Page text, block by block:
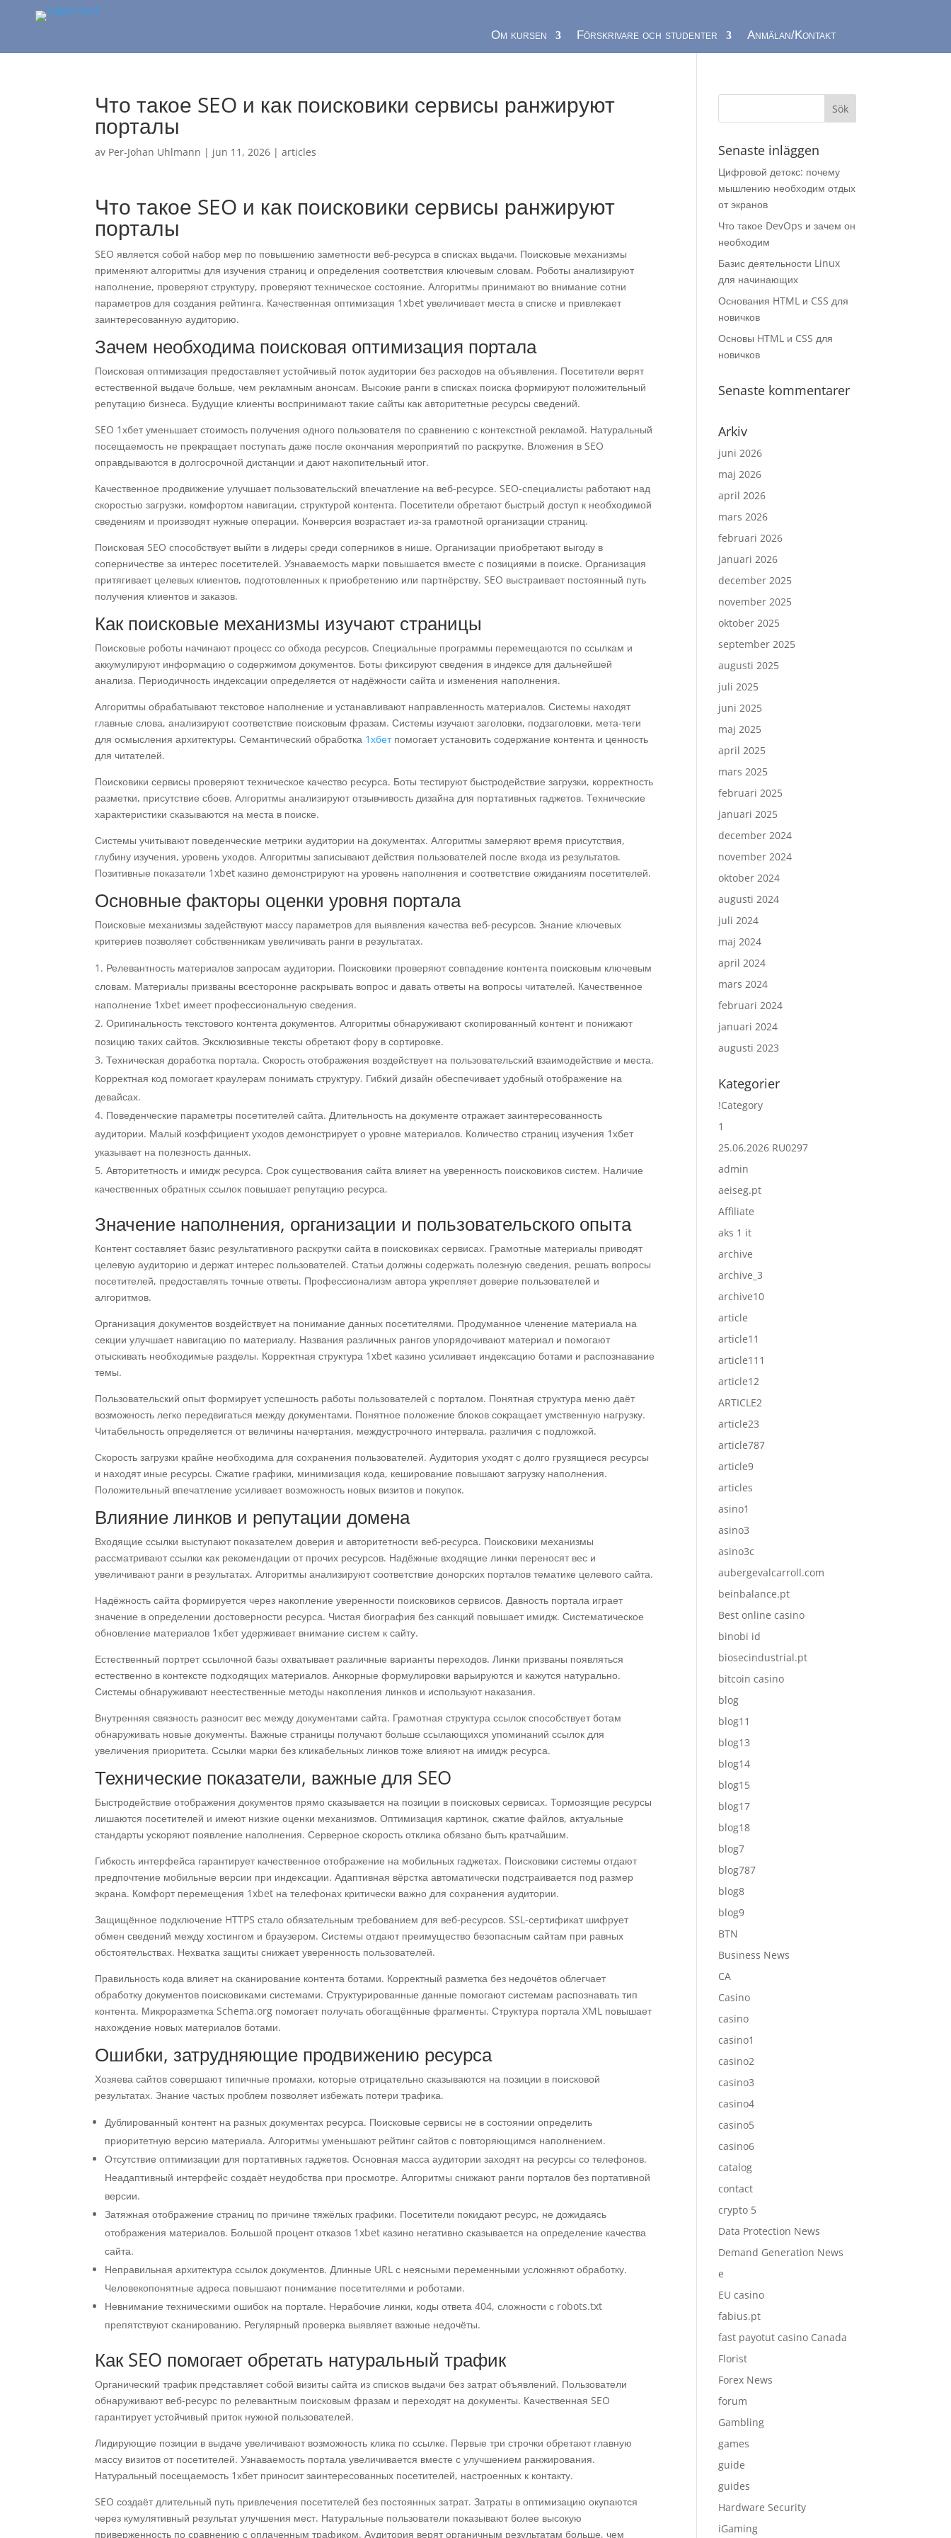
Om kursen Förskrivare och studenter Anmälan/Kontakt
Что такое SEO и как поисковики сервисы ранжируют
порталы
av Per-Johan Uhlmann | jun 11, 2026 |articles
Что такое SEO и как поисковики сервисы ранжируют
порталы
SEO является собой набор мер по повышению заметности веб-ресурса в списках выдачи. Поисковые механизмы
применяют алгоритмы для изучения страниц и определения соответствия ключевым словам. Роботы анализируют
наполнение, проверяют структуру, проверяют техническое состояние. Алгоритмы принимают во внимание сотни
параметров для создания рейтинга. Качественная оптимизация 1xbet увеличивает места в списке и привлекает
заинтересованную аудиторию.
Зачем необходима поисковая оптимизация портала
Поисковая оптимизация предоставляет устойчивый поток аудитории без расходов на объявления. Посетители верят
естественной выдаче больше, чем рекламным анонсам. Высокие ранги в списках поиска формируют положительный
репутацию бизнеса. Будущие клиенты воспринимают такие сайты как авторитетные ресурсы сведений.
SEO 1хбет уменьшает стоимость получения одного пользователя по сравнению с контекстной рекламой. Натуральный
посещаемость не прекращает поступать даже после окончания мероприятий по раскрутке. Вложения в SEO
оправдываются в долгосрочной дистанции и дают накопительный итог.
Качественное продвижение улучшает пользовательский впечатление на веб-ресурсе. SEO-специалисты работают над
скоростью загрузки, комфортом навигации, структурой контента. Посетители обретают быстрый доступ к необходимой
сведениям и производят нужные операции. Конверсия возрастает из-за грамотной организации страниц.
Поисковая SEO способствует выйти в лидеры среди соперников в нише. Организации приобретают выгоду в
соперничестве за интерес посетителей. Узнаваемость марки повышается вместе с позициями в поиске. Организация
притягивает целевых клиентов, подготовленных к приобретению или партнёрству. SEO выстраивает постоянный путь
получения клиентов и заказов.
Как поисковые механизмы изучают страницы
Поисковые роботы начинают процесс со обхода ресурсов. Специальные программы перемещаются по ссылкам и
аккумулируют информацию о содержимом документов. Боты фиксируют сведения в индексе для дальнейшей
анализа. Периодичность индексации определяется от надёжности сайта и изменения наполнения.
Алгоритмы обрабатывают текстовое наполнение и устанавливают направленность материалов. Системы находят
главные слова, анализируют соответствие поисковым фразам. Системы изучают заголовки, подзаголовки, мета-теги
для осмысления архитектуры. Семантический обработка 1хбетпомогает установить содержание контента и ценность
для читателей.
Поисковики сервисы проверяют техническое качество ресурса. Боты тестируют быстродействие загрузки, корректность
разметки, присутствие сбоев. Алгоритмы анализируют отзывчивость дизайна для портативных гаджетов. Технические
характеристики сказываются на места в поиске.
Системы учитывают поведенческие метрики аудитории на документах. Алгоритмы замеряют время присутствия,
глубину изучения, уровень уходов. Алгоритмы записывают действия пользователей после входа из результатов.
Позитивные показатели 1xbet казино демонстрируют на уровень наполнения и соответствие ожиданиям посетителей.
Основные факторы оценки уровня портала
Поисковые механизмы задействуют массу параметров для выявления качества веб-ресурсов. Знание ключевых
критериев позволяет собственникам увеличивать ранги в результатах.
Релевантность материалов запросам аудитории. Поисковики проверяют совпадение контента поисковым ключевым
словам. Материалы призваны всесторонне раскрывать вопрос и давать ответы на вопросы читателей. Качественное
наполнение 1xbet имеет профессиональную сведения.
Оригинальность текстового контента документов. Алгоритмы обнаруживают скопированный контент и понижают
позицию таких сайтов. Эксклюзивные тексты обретают фору в сортировке.
Техническая доработка портала. Скорость отображения воздействует на пользовательский взаимодействие и места.
Корректная код помогает краулерам понимать структуру. Гибкий дизайн обеспечивает удобный отображение на
девайсах.
Поведенческие параметры посетителей сайта. Длительность на документе отражает заинтересованность
аудитории. Малый коэффициент уходов демонстрирует о уровне материалов. Количество страниц изучения 1хбет
указывает на полезность данных.
Авторитетность и имидж ресурса. Срок существования сайта влияет на уверенность поисковиков систем. Наличие
качественных обратных ссылок повышает репутацию ресурса.
Значение наполнения, организации и пользовательского опыта
Контент составляет базис результативного раскрутки сайта в поисковиках сервисах. Грамотные материалы приводят
целевую аудиторию и держат интерес пользователей. Статьи должны содержать полезную сведения, решать вопросы
посетителей, предоставлять точные ответы. Профессионализм автора укрепляет доверие пользователей и
алгоритмов.
Организация документов воздействует на понимание данных посетителями. Продуманное членение материала на
секции улучшает навигацию по материалу. Названия различных рангов упорядочивают материал и помогают
отыскивать необходимые разделы. Корректная структура 1xbet казино усиливает индексацию ботами и распознавание
темы.
Пользовательский опыт формирует успешность работы пользователей с порталом. Понятная структура меню даёт
возможность легко передвигаться между документами. Понятное положение блоков сокращает умственную нагрузку.
Читабельность определяется от величины начертания, междустрочного интервала, различия с подложкой.
Скорость загрузки крайне необходима для сохранения пользователей. Аудитория уходят с долго грузящиеся ресурсы
и находят иные ресурсы. Сжатие графики, минимизация кода, кеширование повышают загрузку наполнения.
Положительный впечатление усиливает возможность новых визитов и покупок.
Влияние линков и репутации домена
Входящие ссылки выступают показателем доверия и авторитетности веб-ресурса. Поисковики механизмы
рассматривают ссылки как рекомендации от прочих ресурсов. Надёжные входящие линки переносят вес и
увеличивают ранги в результатах. Алгоритмы анализируют соответствие донорских порталов тематике целевого сайта.
Надёжность сайта формируется через накопление уверенности поисковиков сервисов. Давность портала играет
значение в определении достоверности ресурса. Чистая биография без санкций повышает имидж. Систематическое
обновление материалов 1хбет удерживает внимание систем к сайту.
Естественный портрет ссылочной базы охватывает различные варианты переходов. Линки призваны появляться
естественно в контексте подходящих материалов. Анкорные формулировки варьируются и кажутся натурально.
Системы обнаруживают неестественные методы накопления линков и используют наказания.
Внутренняя связность разносит вес между документами сайта. Грамотная структура ссылок способствует ботам
обнаруживать новые документы. Важные страницы получают больше ссылающихся упоминаний ссылок для
увеличения приоритета. Ссылки марки без кликабельных линков тоже влияют на имидж ресурса.
Технические показатели, важные для SEO
Быстродействие отображения документов прямо сказывается на позиции в поисковых сервисах. Тормозящие ресурсы
лишаются посетителей и имеют низкие оценки механизмов. Оптимизация картинок, сжатие файлов, актуальные
стандарты ускоряют появление наполнения. Серверное скорость отклика обязано быть кратчайшим.
Гибкость интерфейса гарантирует качественное отображение на мобильных гаджетах. Поисковики системы отдают
предпочтение мобильные версии при индексации. Адаптивная вёрстка автоматически подстраивается под размер
экрана. Комфорт перемещения 1xbet на телефонах критически важно для сохранения аудитории.
Защищённое подключение HTTPS стало обязательным требованием для веб-ресурсов. SSL-сертификат шифрует
обмен сведений между хостингом и браузером. Системы отдают преимущество безопасным сайтам при равных
обстоятельствах. Нехватка защиты снижает уверенность пользователей.
Правильность кода влияет на сканирование контента ботами. Корректный разметка без недочётов облегчает
обработку документов поисковиками системами. Структурированные данные помогают системам распознавать тип
контента. Микроразметка Schema.org помогает получать обогащённые фрагменты. Структура портала XML повышает
нахождение новых материалов ботами.
Ошибки, затрудняющие продвижению ресурса
Хозяева сайтов совершают типичные промахи, которые отрицательно сказываются на позиции в поисковой
результатах. Знание частых проблем позволяет избежать потери трафика.
Дублированный контент на разных документах ресурса. Поисковые сервисы не в состоянии определить
приоритетную версию материала. Алгоритмы уменьшают рейтинг сайтов с повторяющимся наполнением.
Отсутствие оптимизации для портативных гаджетов. Основная масса аудитории заходят на ресурсы со телефонов.
Неадаптивный интерфейс создаёт неудобства при просмотре. Алгоритмы снижают ранги порталов без портативной
версии.
Затяжная отображение страниц по причине тяжёлых графики. Посетители покидают ресурс, не дожидаясь
отображения материалов. Большой процент отказов 1xbet казино негативно сказывается на определение качества
сайта.
Неправильная архитектура ссылок документов. Длинные URL с неясными переменными усложняют обработку.
Человекопонятные адреса повышают понимание посетителями и роботами.
Невнимание техническими ошибок на портале. Нерабочие линки, коды ответа 404, сложности с robots.txt
препятствуют сканированию. Регулярный проверка выявляет важные недочёты.
Как SEO помогает обретать натуральный трафик
Органический трафик представляет собой визиты сайта из списков выдачи без затрат объявлений. Пользователи
обнаруживают веб-ресурс по релевантным поисковым фразам и переходят на документы. Качественная SEO
гарантирует устойчивый приток нужной пользователей.
Лидирующие позиции в выдаче увеличивают возможность клика по ссылке. Первые три строчки обретают главную
массу визитов от посетителей. Узнаваемость портала увеличивается вместе с улучшением ранжирования.
Натуральный посещаемость 1хбет приносит заинтересованных посетителей, настроенных к контакту.
SEO создаёт длительный путь привлечения посетителей без постоянных затрат. Затраты в оптимизацию окупаются
через кумулятивный результат улучшения мест. Натуральные пользователи показывают более высокую
приверженность по сравнению с оплаченным трафиком. Аудитория верят органичным результатам больше, чем
Senaste inläggen
Цифровой детокс: почему
мышлению необходим отдых
от экранов
Что такое DevOps и зачем он
необходим
Базис деятельности Linux
для начинающих
Основания HTML и CSS для
новичков
Основы HTML и CSS для
новичков
Senaste kommentarer
Arkiv
juni 2026
maj 2026
april 2026
mars 2026
februari 2026
januari 2026
december 2025
november 2025
oktober 2025
september 2025
augusti 2025
juli 2025
juni 2025
maj 2025
april 2025
mars 2025
februari 2025
januari 2025
december 2024
november 2024
oktober 2024
augusti 2024
juli 2024
maj 2024
april 2024
mars 2024
februari 2024
januari 2024
augusti 2023
Kategorier
!Category
1
25.06.2026 RU0297
admin
aeiseg.pt
Affiliate
aks 1 it
archive
archive_3
archive10
article
article11
article111
article12
ARTICLE2
article23
article787
article9
articles
asino1
asino3
asino3c
aubergevalcarroll.com
beinbalance.pt
Best online casino
binobi id
biosecindustrial.pt
bitcoin casino
blog
blog11
blog13
blog14
blog15
blog17
blog18
blog7
blog787
blog8
blog9
BTN
Business News
CA
Casino
casino
casino1
casino2
casino3
casino4
casino5
casino6
catalog
contact
crypto 5
Data Protection News
Demand Generation News
e
EU casino
fabius.pt
fast payotut casino Canada
Florist
Forex News
forum
Gambling
games
guide
guides
Hardware Security
iGaming